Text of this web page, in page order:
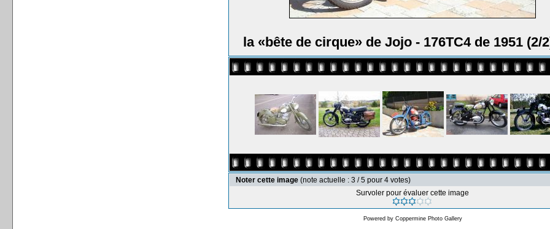
la «bête de cirque» de Jojo - 176TC4 de 1951 (2/
Noter cette image (note actuelle : 3 / 5 pour 4 votes)
Survoler pour évaluer cette image
Powered by Coppermine Photo Gallery